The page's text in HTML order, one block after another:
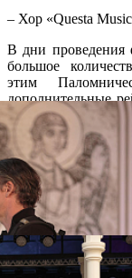
– Хор «Questa
В дни проведения
большое
этим
дополнительные
Сортавала на
ознакомиться на
Распечатать
Фото